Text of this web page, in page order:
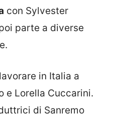
con Sylvester
parte a diverse
in Italia a
e Lorella Cuccarini.
di Sanremo